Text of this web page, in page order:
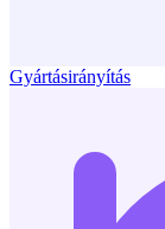
Gyártásirányítás